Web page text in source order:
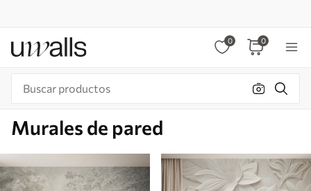
0 0
Murales de pared